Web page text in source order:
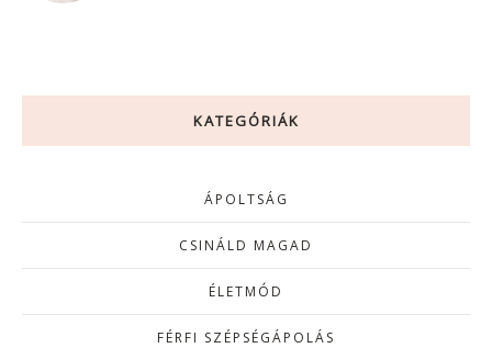
KATEGÓRIÁK
ÁPOLTSÁG
CSINÁLD MAGAD
ÉLETMÓD
FÉRFI SZÉPSÉGÁPOLÁS